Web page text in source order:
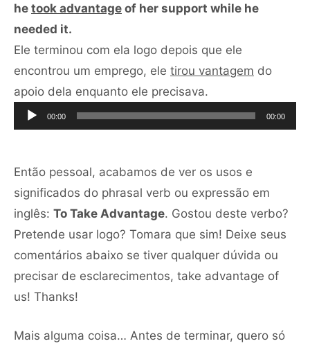
he took advantage of her support while he
needed it.
Ele terminou com ela logo depois que ele
encontrou um emprego, ele tirou vantagem do
apoio dela enquanto ele precisava.
de
áudio
00:00 00:00
Então pessoal, acabamos de ver os usos e
significados do phrasal verb ou expressão em
inglês: To Take Advantage. Gostou deste verbo?
Pretende usar logo? Tomara que sim! Deixe seus
comentários abaixo se tiver qualquer dúvida ou
precisar de esclarecimentos, take advantage of
us! Thanks!
Mais alguma coisa… Antes de terminar, quero só